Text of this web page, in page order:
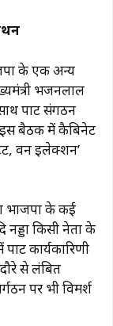
के एक अन्य
भजनलाल
पार्टी संगठन
इस बैठक में कैबिनेट
वन इलेक्शन’
भाजपा के कई
किसी नेता के
कार्यकारिणी
से लंबित
पर भी विमर्श